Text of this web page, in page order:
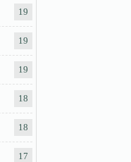
19
19
19
18
18
17